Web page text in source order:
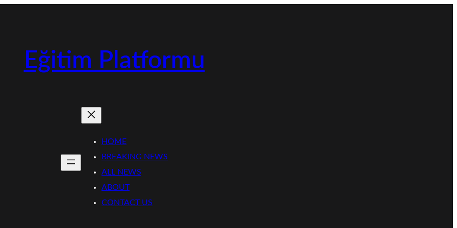
Eğitim Platformu
HOME
BREAKING NEWS
ALL NEWS
ABOUT
CONTACT US